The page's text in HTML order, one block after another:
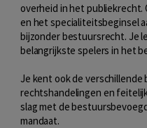
overheid in het
en het specialiteitsbeginsel
bijzonder bestuursrecht. Je
belangrijkste spelers in het
Je kent ook de
rechtshandelingen en
slag met de
mandaat.